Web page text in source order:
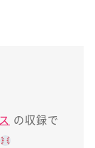
の収録で